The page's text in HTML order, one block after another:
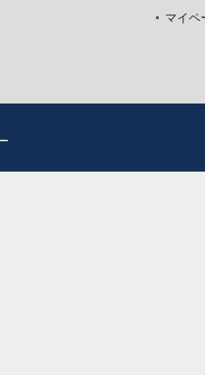
マイペ